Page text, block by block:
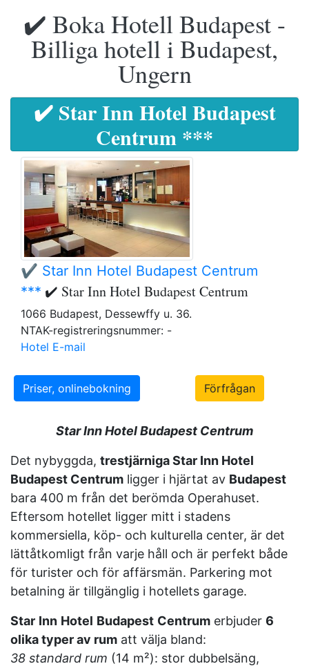
✔️ Boka Hotell Budapest -
Billiga hotell i Budapest,
Ungern
✔️ Star Inn Hotel Budapest
Centrum ***
✔️ Star Inn Hotel Budapest Centrum
*** ✔️ Star Inn Hotel Budapest Centrum
1066 Budapest, Dessewffy u. 36.
NTAK-registreringsnummer: -
Hotel E-mail
Priser, onlinebokning Förfrågan
Star Inn Hotel Budapest Centrum
Det nybyggda, trestjärniga Star Inn Hotel
Budapest Centrum ligger i hjärtat av Budapest
bara 400 m från det berömda Operahuset.
Eftersom hotellet ligger mitt i stadens
kommersiella, köp- och kulturella center, är det
lättåtkomligt från varje håll och är perfekt både
för turister och för affärsmän. Parkering mot
betalning är tillgänglig i hotellets garage.
Star Inn Hotel Budapest Centrum erbjuder 6
olika typer av rum att välja bland:
38 standard rum (14 m²): stor dubbelsäng,